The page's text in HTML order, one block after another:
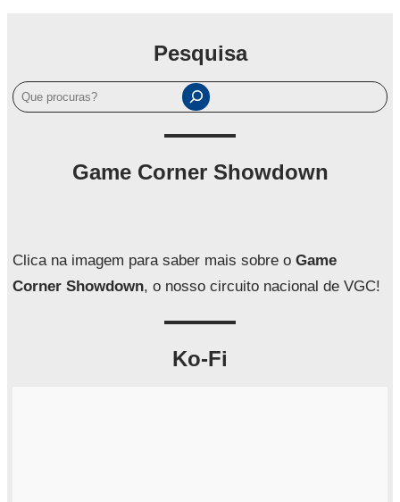
Pesquisa
P
e
a
r
Game Corner Showdown
Clica na imagem para saber mais sobre o Game
Corner Showdown, o nosso circuito nacional de VGC!
Ko-Fi